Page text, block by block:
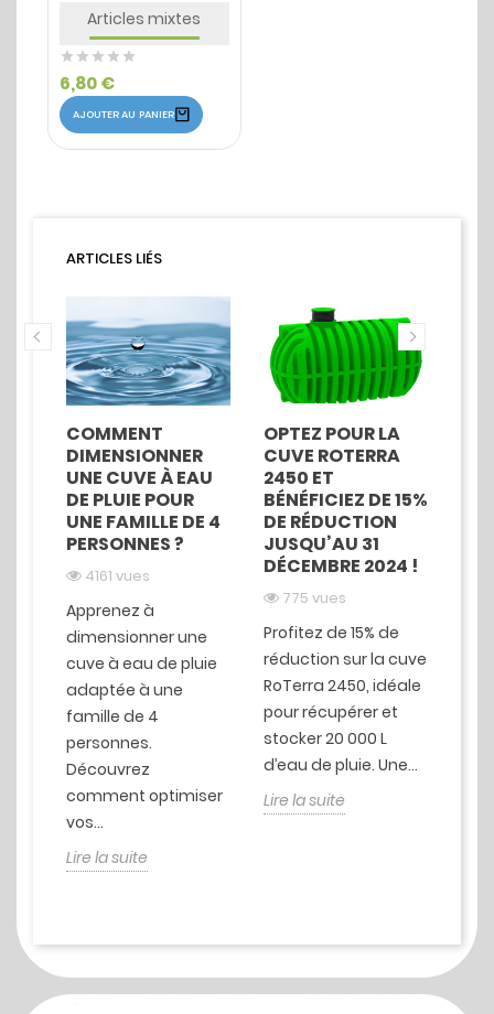
Articles mixtes
    
6,80 €
AJOUTER AU PANIER
ARTICLES LIÉS
COMMENT
DIMENSIONNER
UNE CUVE À EAU
DE PLUIE POUR
UNE FAMILLE DE 4
PERSONNES ?
4161 vues
Apprenez à
dimensionner une
cuve à eau de pluie
adaptée à une
famille de 4
personnes.
Découvrez
comment optimiser
vos...
Lire la suite
OPTEZ POUR LA
CUVE ROTERRA
2450 ET
BÉNÉFICIEZ DE 15%
DE RÉDUCTION
JUSQU’AU 31
DÉCEMBRE 2024 !
775 vues
Profitez de 15% de
réduction sur la cuve
RoTerra 2450, idéale
pour récupérer et
stocker 20 000 L
d’eau de pluie. Une...
Lire la suite